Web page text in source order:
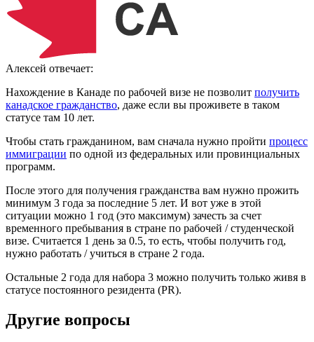
Алексей отвечает:
Нахождение в Канаде по рабочей визе не позволит получить
канадское гражданство, даже если вы проживете в таком
статусе там 10 лет.
Чтобы стать гражданином, вам сначала нужно пройти процесс
иммиграции по одной из федеральных или провинциальных
программ.
После этого для получения гражданства вам нужно прожить
минимум 3 года за последние 5 лет. И вот уже в этой
ситуации можно 1 год (это максимум) зачесть за счет
временного пребывания в стране по рабочей / студенческой
визе. Считается 1 день за 0.5, то есть, чтобы получить год,
нужно работать / учиться в стране 2 года.
Остальные 2 года для набора 3 можно получить только живя в
статусе постоянного резидента (PR).
Другие вопросы